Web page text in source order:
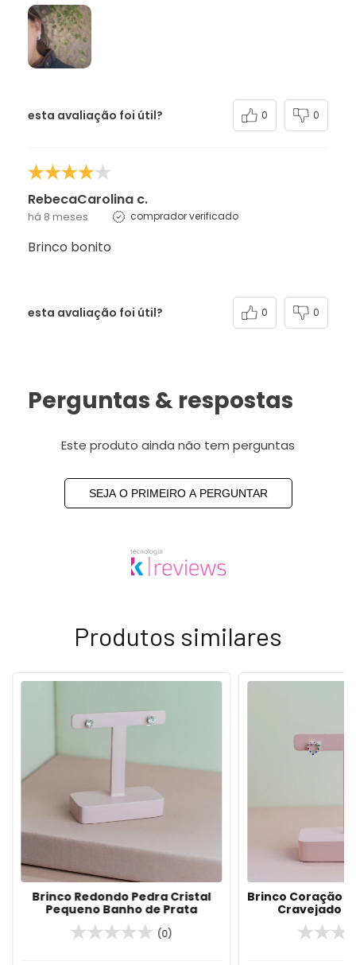
esta avaliação foi útil? 0 0
RebecaCarolina c.
há 8 meses comprador verificado
Brinco bonito
esta avaliação foi útil? 0 0
Perguntas & respostas
Este produto ainda não tem perguntas
SEJA O PRIMEIRO A PERGUNTAR
Produtos similares
Brinco Redondo Pedra Cristal
Pequeno Banho de Prata
(0)
Brinco Coração
Cravejado